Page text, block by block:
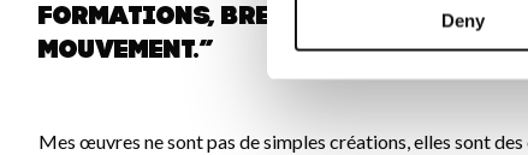
Deny
formations, brevets, et plus
mouvement.”
Mes œuvres ne sont pas de simples créations, elles sont